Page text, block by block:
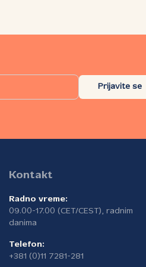
obuhvatila ovogodišnja konferencija
ML u biologiji i medicini,
i analitika u zdravstvu, biologija
sistema i mnoge druge.
Prijavite se
Kontakt
Radno vreme:
09.00-17.00 (CET/CEST), radnim
danima
Telefon:
+381 (0)11 7281-281